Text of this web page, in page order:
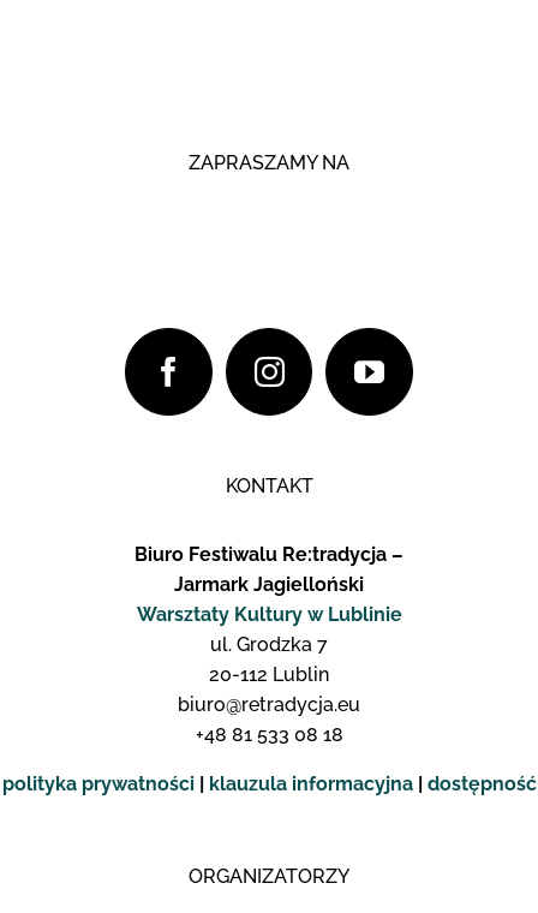
ZAPRASZAMY NA
KONTAKT
Biuro Festiwalu Re:tradycja –
Jarmark Jagielloński
Warsztaty Kultury w Lublinie
ul. Grodzka 7
20-112 Lublin
biuro@retradycja.eu
+48 81 533 08 18
polityka prywatności| klauzula informacyjna| dostępność
ORGANIZATORZY